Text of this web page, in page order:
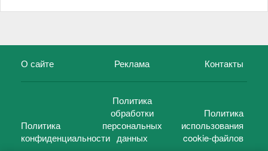
О сайте Реклама Контакты
Политика
конфиденциальности
Политика
обработки
персональных
данных
Политика
использования
cookie-файлов